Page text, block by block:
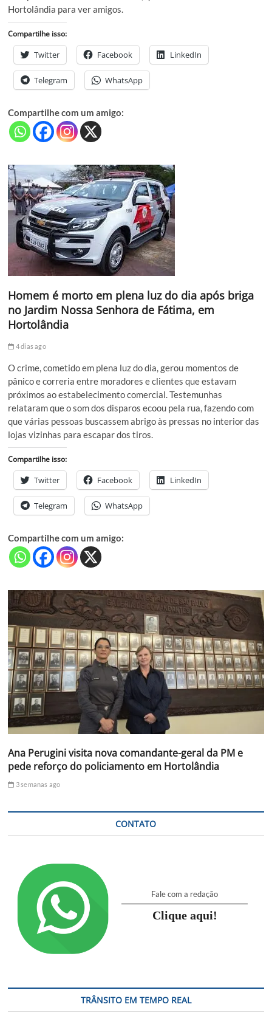
Hortolândia para ver amigos.
Compartilhe isso:
Twitter Facebook LinkedIn
Telegram WhatsApp
Compartilhe com um amigo:
Homem é morto em plena luz do dia após briga
no Jardim Nossa Senhora de Fátima, em
Hortolândia
4 dias ago
O crime, cometido em plena luz do dia, gerou momentos de
pânico e correria entre moradores e clientes que estavam
próximos ao estabelecimento comercial. Testemunhas
relataram que o som dos disparos ecoou pela rua, fazendo com
que várias pessoas buscassem abrigo às pressas no interior das
lojas vizinhas para escapar dos tiros.
Compartilhe isso:
Twitter Facebook LinkedIn
Telegram WhatsApp
Compartilhe com um amigo:
Ana Perugini visita nova comandante-geral da PM e
pede reforço do policiamento em Hortolândia
3 semanas ago
CONTATO
Fale com a redação
Clique aqui!
TRÂNSITO EM TEMPO REAL